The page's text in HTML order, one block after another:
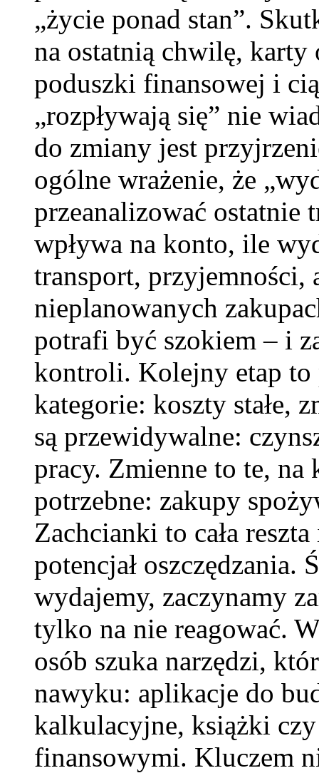
„życie ponad stan”.
na ostatnią chwilę,
poduszki finansowej i
„rozpływają się” nie
do zmiany jest
ogólne wrażenie, że
przeanalizować ostatnie
wpływa na konto, ile
transport,
nieplanowanych
potrafi być szokiem – i
kontroli. Kolejny etap to
kategorie: koszty stałe,
są przewidywalne:
pracy. Zmienne to te, na
potrzebne: zakupy
Zachcianki to cała
potencjał oszczędzania.
wydajemy, zaczynamy
tylko na nie reagować.
osób szuka narzędzi,
nawyku: aplikacje do
kalkulacyjne, książki
finansowymi. Kluczem